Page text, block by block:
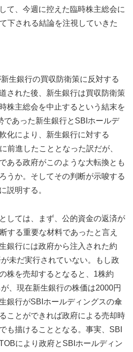
て、今週に控えた臨時株主総会に
下される結論を注視していきた
生銀行の買収防衛策に反対する
された後、新生銀行は買収防衛策
株主総会を中止するという結末を
であった新生銀行とSBIホールデ
化により、新生銀行に対する
前進したこととなった訳だが、
ある政府がこのような大転換とも
うか。そしてその判断が示唆する
説明する。
しては、まず、公的資金の返済が
する重要な材料であったと言え
銀行には政府から注入された約
未だ実行されていない。もし政
株を売却するとなると、1株約
、現在新生銀行の株価は2000円
銀行がSBIホールディングスの傘
ことができれば政府による売却時
も描けることとなる。事実、SBI
により政府とSBIホールディン